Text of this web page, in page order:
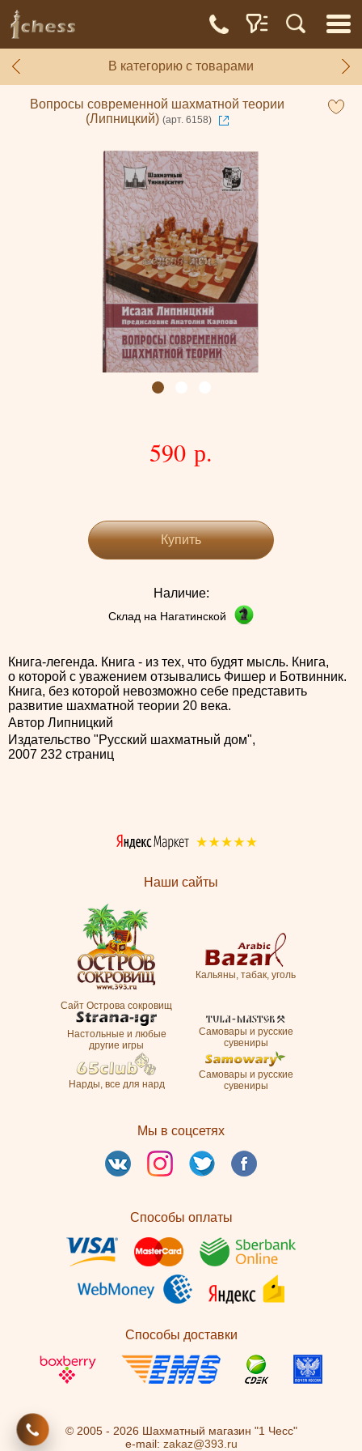
В категорию с товарами
Вопросы современной шахматной теории
(Липницкий) (арт. 6158)
590 р.
Купить
Наличие:
Склад на Нагатинской
Книга-легенда. Книга - из тех, что будят мысль. Книга,
о которой с уважением отзывались Фишер и Ботвинник.
Книга, без которой невозможно себе представить
развитие шахматной теории 20 века.
Автор Липницкий
Издательство "Русский шахматный дом",
2007 232 страниц
Наши сайты
Сайт Острова сокровищ
Кальяны, табак, уголь
Настольные и любые
другие игры
Самовары и русские
сувениры
Нарды, все для нард
Самовары и русские
сувениры
Мы в соцсетях
Способы оплаты
Способы доставки
© 2005 - 2026 Шахматный магазин "1 Чесс"
e-mail: zakaz@393.ru